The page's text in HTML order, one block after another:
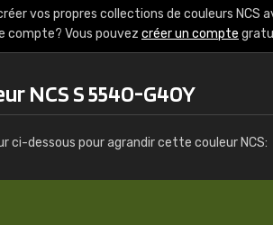
vos propres collections de couleurs NCS
compte? Vous pouvez créer un compte
NCS S 5540-G40Y
ci-dessous pour agrandir cette couleur NCS: